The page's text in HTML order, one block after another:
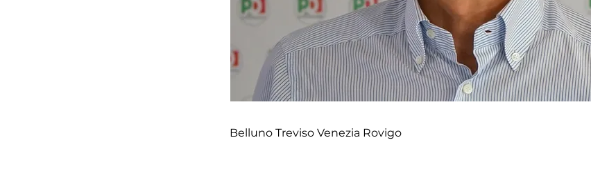
Belluno Treviso Venezia Rovigo